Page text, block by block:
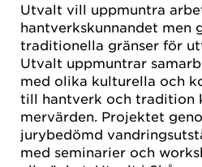
Utvalt vill uppmuntra
hantverkskunnandet men
traditionella gränser för
Utvalt uppmuntrar
med olika kulturella och
till hantverk och tradition
mervärden. Projektet
jurybedömd
med seminarier och